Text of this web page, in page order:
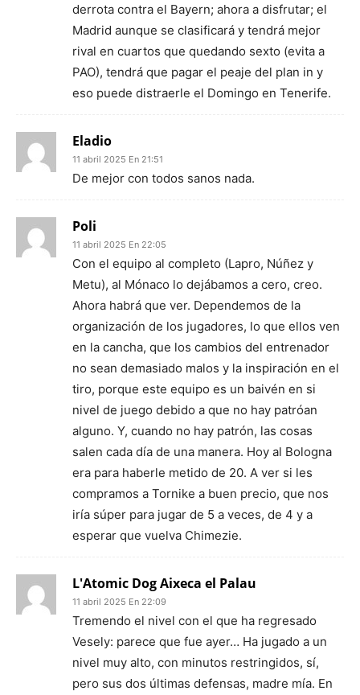
derrota contra el Bayern; ahora a disfrutar; el
Madrid aunque se clasificará y tendrá mejor
rival en cuartos que quedando sexto (evita a
PAO), tendrá que pagar el peaje del plan in y
eso puede distraerle el Domingo en Tenerife.
Eladio
11 abril 2025 En 21:51
De mejor con todos sanos nada.
Poli
11 abril 2025 En 22:05
Con el equipo al completo (Lapro, Núñez y
Metu), al Mónaco lo dejábamos a cero, creo.
Ahora habrá que ver. Dependemos de la
organización de los jugadores, lo que ellos ven
en la cancha, que los cambios del entrenador
no sean demasiado malos y la inspiración en el
tiro, porque este equipo es un baivén en si
nivel de juego debido a que no hay patróan
alguno. Y, cuando no hay patrón, las cosas
salen cada día de una manera. Hoy al Bologna
era para haberle metido de 20. A ver si les
compramos a Tornike a buen precio, que nos
iría súper para jugar de 5 a veces, de 4 y a
esperar que vuelva Chimezie.
L'Atomic Dog Aixeca el Palau
11 abril 2025 En 22:09
Tremendo el nivel con el que ha regresado
Vesely: parece que fue ayer… Ha jugado a un
nivel muy alto, con minutos restringidos, sí,
pero sus dos últimas defensas, madre mía. En